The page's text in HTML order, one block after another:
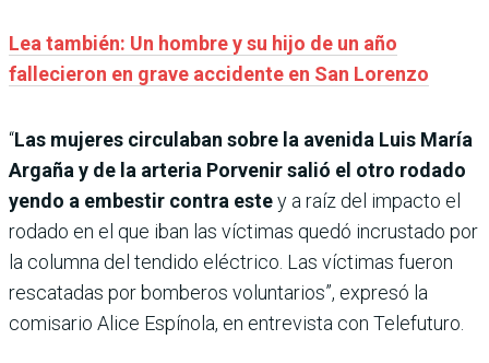
Lea también: Un hombre y su hijo de un año
fallecieron en grave accidente en San Lorenzo
“Las mujeres circulaban sobre la avenida Luis María
Argaña y de la arteria Porvenir salió el otro rodado
yendo a embestir contra estey a raíz del impacto el
rodado en el que iban las víctimas quedó incrustado por
la columna del tendido eléctrico. Las víctimas fueron
rescatadas por bomberos voluntarios”, expresó la
comisario Alice Espínola, en entrevista con Telefuturo.